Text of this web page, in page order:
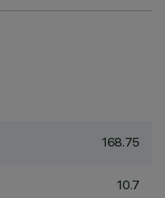
168.75
10.7